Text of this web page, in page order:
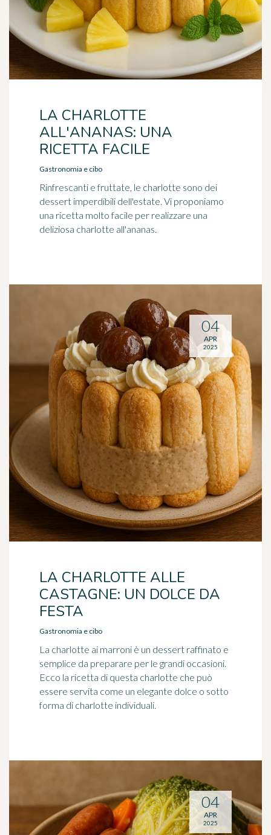
LA CHARLOTTE
ALL'ANANAS: UNA
RICETTA FACILE
Gastronomia e cibo
Rinfrescanti e fruttate, le charlotte sono dei
dessert imperdibili dell'estate. Vi proponiamo
una ricetta molto facile per realizzare una
deliziosa charlotte all'ananas.
LA CHARLOTTE ALLE
CASTAGNE: UN DOLCE DA
FESTA
Gastronomia e cibo
La charlotte ai marroni è un dessert raffinato e
semplice da preparare per le grandi occasioni.
Ecco la ricetta di questa charlotte che può
essere servita come un elegante dolce o sotto
forma di charlotte individuali.
04
APR
2025
04
APR
2025